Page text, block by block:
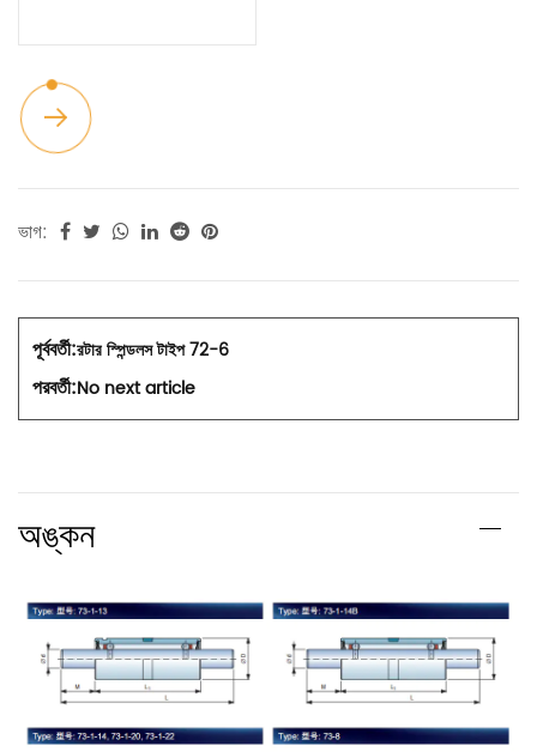
ভাগ:
পূর্ববর্তী:রটার স্পিন্ডলস টাইপ 72-6
পরবর্তী:No next article
অঙ্কন